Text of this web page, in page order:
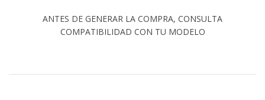
ANTES DE GENERAR LA COMPRA, CONSULTA
COMPATIBILIDAD CON TU MODELO